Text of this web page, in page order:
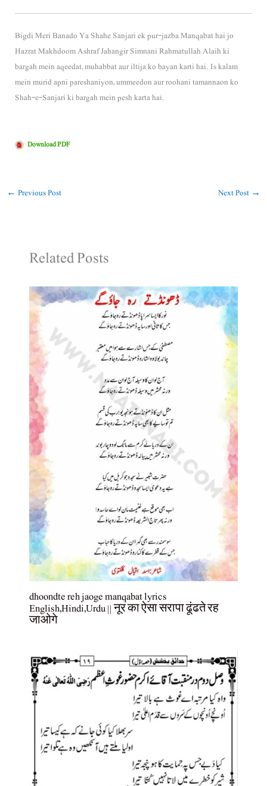
Bigdi Meri Banado Ya Shahe Sanjari ek pur-jazba Manqabat hai jo
Hazrat Makhdoom Ashraf Jahangir Simnani Rahmatullah Alaih ki
bargah mein aqeedat, muhabbat aur iltija ko bayan karti hai. Is kalam
mein murid apni pareshaniyon, ummeedon aur roohani tamannaon ko
Shah-e-Sanjari ki bargah mein pesh karta hai.
Download PDF
← Previous Post Next Post →
Related Posts
dhoondte reh jaoge manqabat lyrics
English,Hindi,Urdu || नूर का ऐसा सरापा ढूंढते रह
जाओगे